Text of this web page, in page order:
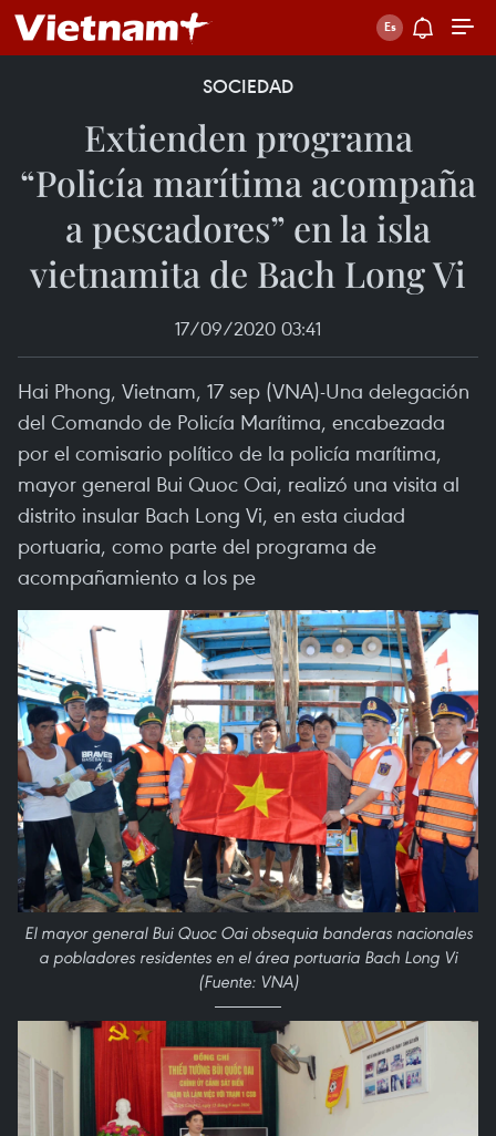
SOCIEDAD
Extienden programa
“Policía marítima acompaña
a pescadores” en la isla
vietnamita de Bach Long Vi
17/09/2020 03:41
Hai Phong, Vietnam, 17 sep (VNA)-Una delegación
del Comando de Policía Marítima, encabezada
por el comisario político de la policía marítima,
mayor general Bui Quoc Oai, realizó una visita al
distrito insular Bach Long Vi, en esta ciudad
portuaria, como parte del programa de
acompañamiento a los pe
El mayor general Bui Quoc Oai obsequia banderas nacionales
a pobladores residentes en el área portuaria Bach Long Vi
(Fuente: VNA)